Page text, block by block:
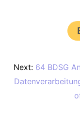
Next: 64 BDSG